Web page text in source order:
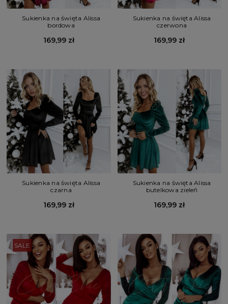
Sukienka na święta Alissa
bordowa
169,99 zł
Sukienka na święta Alissa
czerwona
169,99 zł
Sukienka na święta Alissa
czarna
169,99 zł
Sukienka na święta Alissa
butelkowa zieleń
169,99 zł
SALE